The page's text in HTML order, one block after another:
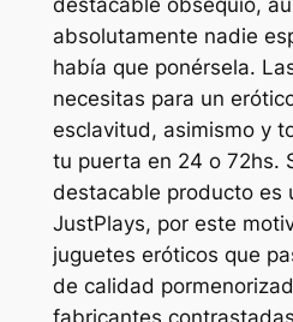
destacable obsequio,
absolutamente nadie
había que ponérsela.
necesitas para un
esclavitud, asimismo y
tu puerta en 24 o 72hs.
destacable producto es
JustPlays, por este
juguetes eróticos que
de calidad